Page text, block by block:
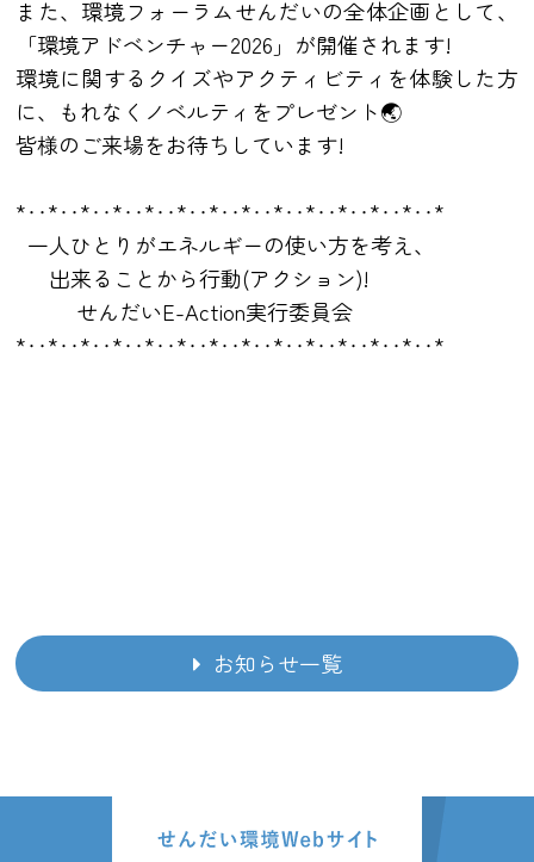
また、環境フォーラムせんだいの全体企画として、
「環境アドベンチャー2026」が開催されます!
環境に関するクイズやアクティビティを体験した方
に、もれなくノベルティをプレゼント🌏
皆様のご来場をお待ちしています!
*‥*‥*‥*‥*‥*‥*‥*‥*‥*‥*‥*‥*‥*
一人ひとりがエネルギーの使い方を考え、
出来ることから行動(アクション)!
せんだいE-Action実行委員会
*‥*‥*‥*‥*‥*‥*‥*‥*‥*‥*‥*‥*‥*
お知らせ一覧